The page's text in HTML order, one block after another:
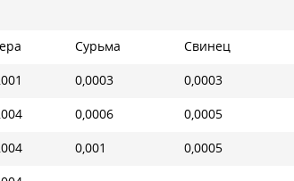
Сурьма Свинец
0,0003 0,0003
0,0006 0,0005
0,001 0,0005